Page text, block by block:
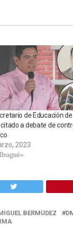
de Educación
a debate de
2023
BERMÚDEZ